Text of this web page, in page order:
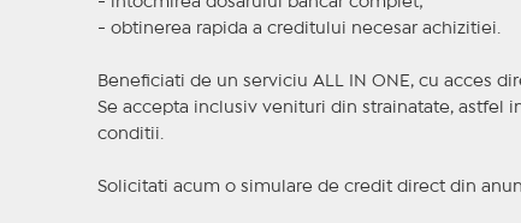
- obtinerea rapida a creditului necesar achizitiei.
Beneficiati de un serviciu ALL IN ONE, cu acces
Se accepta inclusiv venituri din strainatate, astfel
conditii.
Solicitati acum o simulare de credit direct din